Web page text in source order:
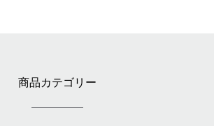
商品カテゴリー